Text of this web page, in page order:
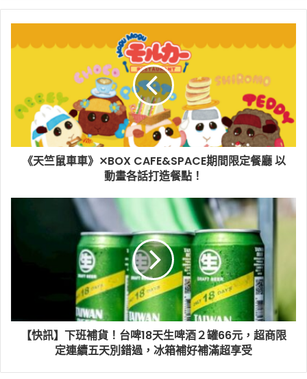
《天竺鼠車車》⨯BOX CAFE&SPACE期間限定餐廳 以
動畫各話打造餐點！
【快訊】下班補貨！台啤18天生啤酒２罐66元，超商限
定連續五天別錯過，冰箱補好補滿超享受